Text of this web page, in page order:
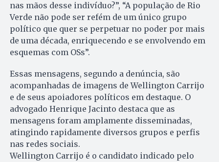
nas mãos desse indivíduo?”, “A população de Rio
Verde não pode ser refém de um único grupo
político que quer se perpetuar no poder por mais
de uma década, enriquecendo e se envolvendo em
esquemas com OSs”.
Essas mensagens, segundo a denúncia, são
acompanhadas de imagens de Wellington Carrijo
e de seus apoiadores políticos em destaque. O
advogado Henrique Jacinto destaca que as
mensagens foram amplamente disseminadas,
atingindo rapidamente diversos grupos e perfis
nas redes sociais.
Wellington Carrijo é o candidato indicado pelo